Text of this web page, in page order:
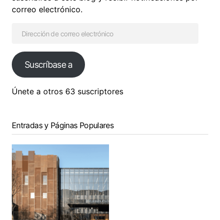
correo electrónico.
Suscríbase a
Únete a otros 63 suscriptores
Entradas y Páginas Populares